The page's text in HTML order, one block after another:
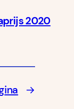
2020
→